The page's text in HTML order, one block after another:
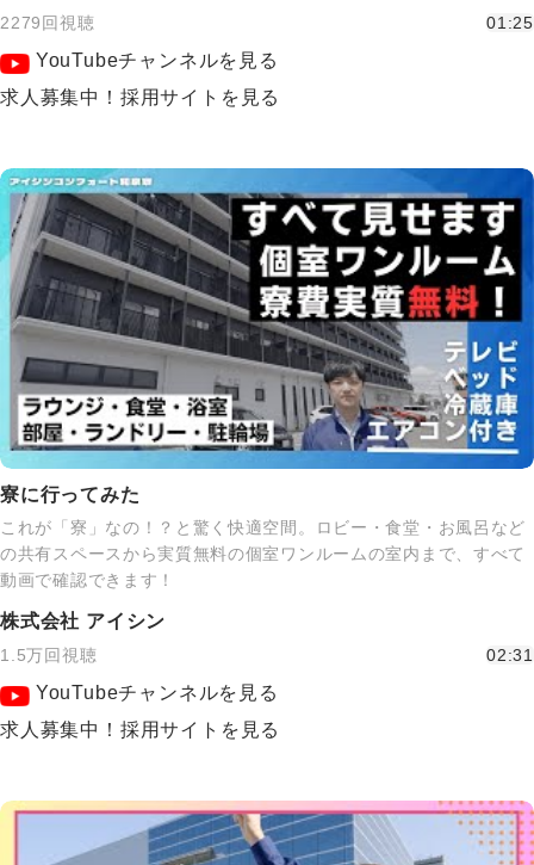
2279回視聴 01:25
YouTubeチャンネルを見る
求人募集中！採用サイトを見る
寮に行ってみた
これが「寮」なの！？と驚く快適空間。ロビー・食堂・お風呂など
の共有スペースから実質無料の個室ワンルームの室内まで、すべて
動画で確認できます！
株式会社 アイシン
1.5万回視聴 02:31
YouTubeチャンネルを見る
求人募集中！採用サイトを見る